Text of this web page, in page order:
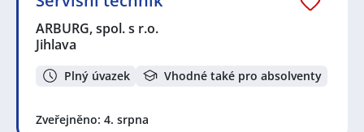
ARBURG, spol. s r.o.
Jihlava
Plný úvazek Vhodné také pro absolventy
Zveřejněno: 4. srpna